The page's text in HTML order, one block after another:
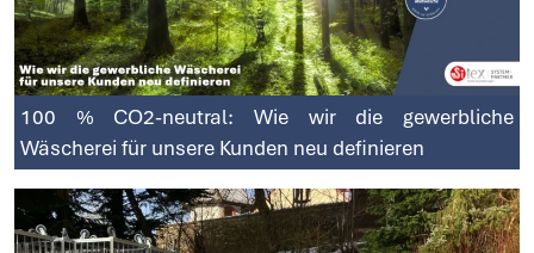
100 % CO2-neutral: Wie wir die gewerbliche
Wäscherei für unsere Kunden neu definieren